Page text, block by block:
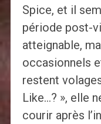
Spice, et il
période post-
atteignable,
occasionnels
restent
Like…? », elle
courir après